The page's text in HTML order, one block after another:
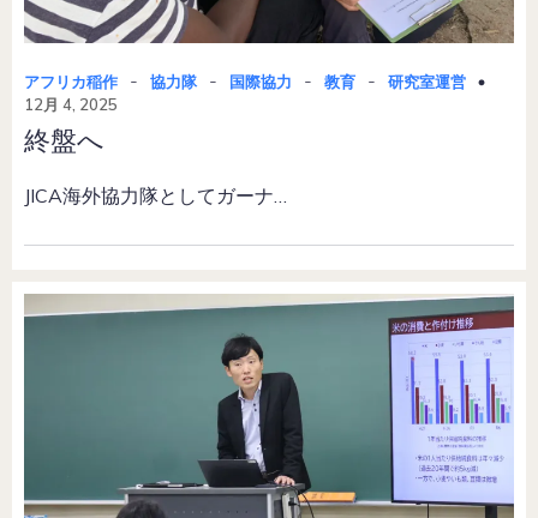
アフリカ稲作 - 協力隊 - 国際協力 - 教育 -
研究室運営
12月 4, 2025
終盤へ
JICA海外協力隊としてガーナ…